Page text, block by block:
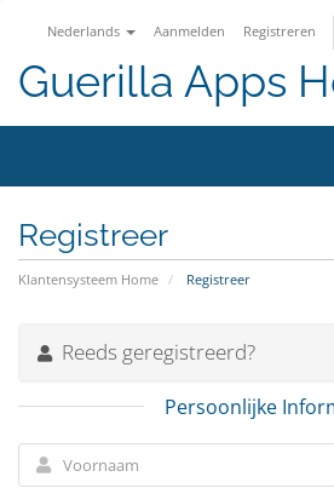
Nederlands Aanmelden Registreren
Guerilla Apps
Registreer
Klantensysteem Home Registreer
Reeds geregistreerd?
Persoonlijke